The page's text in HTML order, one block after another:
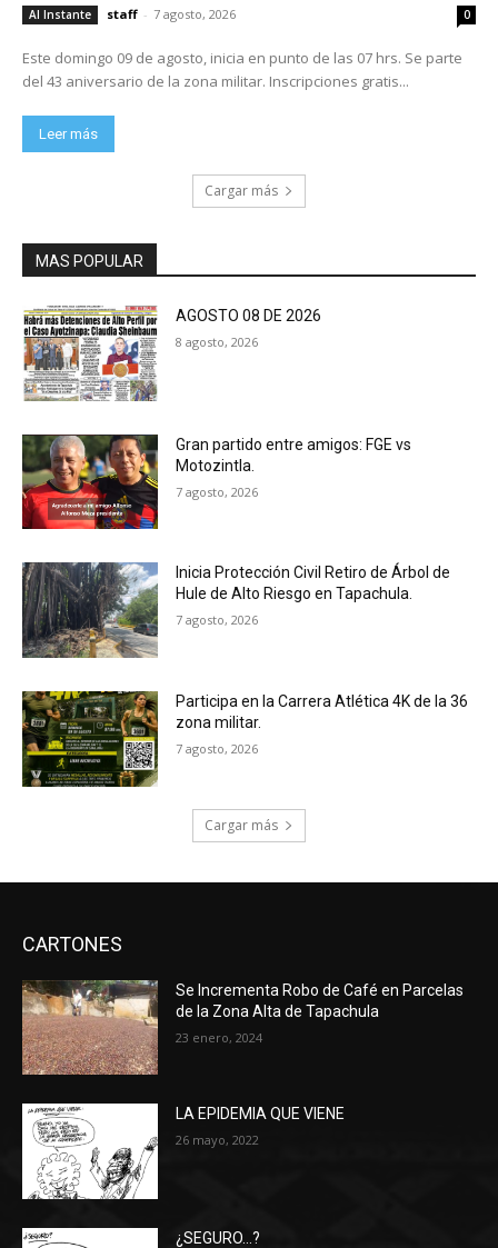
Al Instante staff - 7 agosto, 2026 0
Este domingo 09 de agosto, inicia en punto de las 07 hrs. Se parte
del 43 aniversario de la zona militar. Inscripciones gratis...
Leer más
Cargar más
MAS POPULAR
AGOSTO 08 DE 2026
8 agosto, 2026
Gran partido entre amigos: FGE vs
Motozintla.
7 agosto, 2026
Inicia Protección Civil Retiro de Árbol de
Hule de Alto Riesgo en Tapachula.
7 agosto, 2026
Participa en la Carrera Atlética 4K de la 36
zona militar.
7 agosto, 2026
Cargar más
CARTONES
Se Incrementa Robo de Café en Parcelas
de la Zona Alta de Tapachula
23 enero, 2024
LA EPIDEMIA QUE VIENE
26 mayo, 2022
¿SEGURO…?